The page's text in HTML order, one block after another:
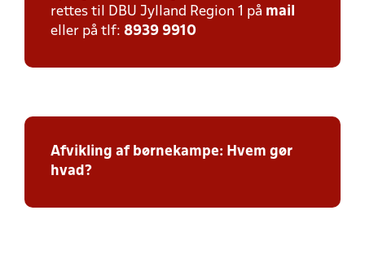
rettes til DBU Jylland Region 1 på mail
eller på tlf: 8939 9910
Afvikling af børnekampe: Hvem gør
hvad?